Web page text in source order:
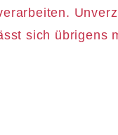
sich übrigens